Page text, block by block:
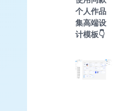
个人作品
集高端设
计模板👇